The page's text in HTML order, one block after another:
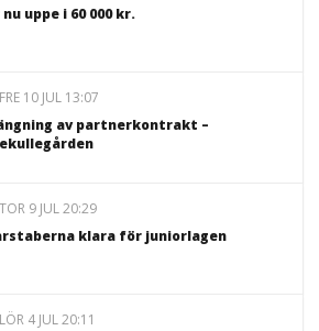
uppe i 60 000 kr.
FRE 10 JUL 13:07
av partnerkontrakt –
TOR 9 JUL 20:29
klara för juniorlagen
LÖR 4 JUL 20:11